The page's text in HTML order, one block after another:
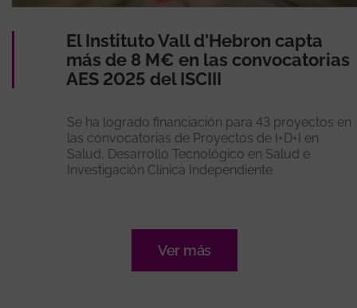
El Instituto Vall d'Hebron capta
más de 8 M€ en las convocatorias
AES 2025 del ISCIII
Se ha logrado financiación para 43 proyectos en
las convocatorias de Proyectos de I+D+I en
Salud, Desarrollo Tecnológico en Salud e
Investigación Clínica Independiente
Ver más